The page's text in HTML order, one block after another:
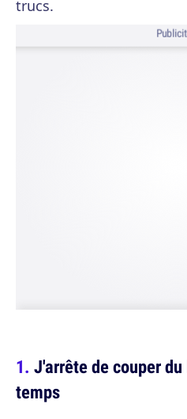
trucs.
J'arrête de couper
temps